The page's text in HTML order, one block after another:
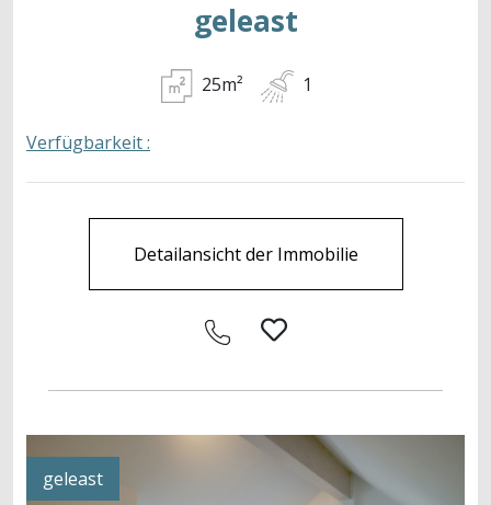
geleast
25m² 1
Verfügbarkeit :
Detailansicht der Immobilie
geleast